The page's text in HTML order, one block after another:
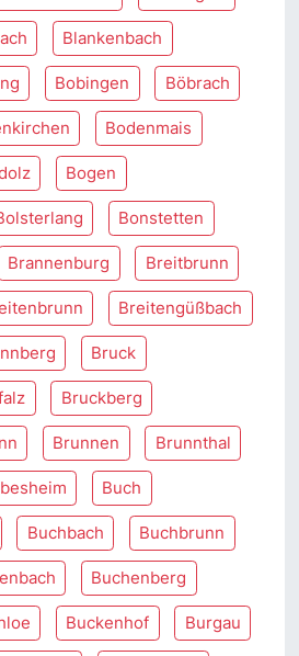
Blankenbach
Bobingen Böbrach
Bodenmais
Bogen
Bonstetten
Brannenburg Breitbrunn
Breitengüßbach
Bruck
Bruckberg
Brunnen Brunnthal
Buch
Buchbach Buchbrunn
Buchenberg
Buckenhof Burgau